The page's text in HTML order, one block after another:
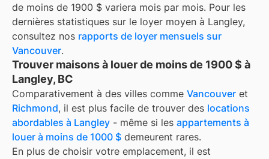
de moins de 1900 $ variera mois par mois. Pour les
dernières statistiques sur le loyer moyen à Langley,
consultez nos rapports de loyer mensuels sur
Vancouver.
Trouver maisons à louer de moins de 1900 $ à
Langley, BC
Comparativement à des villes comme Vancouver et
Richmond, il est plus facile de trouver des locations
abordables à Langley - même si les appartements à
louer à moins de 1000 $ demeurent rares.
En plus de choisir votre emplacement, il est